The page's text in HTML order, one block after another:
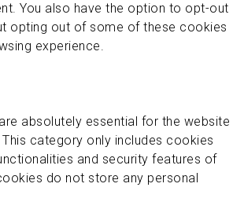
You also have the option to opt-out
opting out of some of these cookies
experience.
absolutely essential for the website
category only includes cookies
and security features of
do not store any personal